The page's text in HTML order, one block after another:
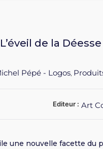
de la Déesse
Pépé - Logos,
Editeur : Art
une nouvelle facette du